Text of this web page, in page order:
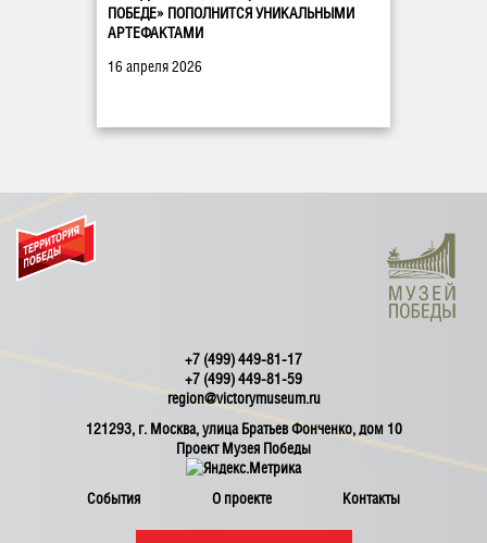
ПОБЕДЕ» ПОПОЛНИТСЯ УНИКАЛЬНЫМИ
АРТЕФАКТАМИ
16 апреля 2026
События О проекте Контакты
+7 (499) 449-81-17
+7 (499) 449-81-59
region@victorymuseum.ru
121293, г. Москва, улица Братьев Фонченко, дом 10
Проект Музея Победы